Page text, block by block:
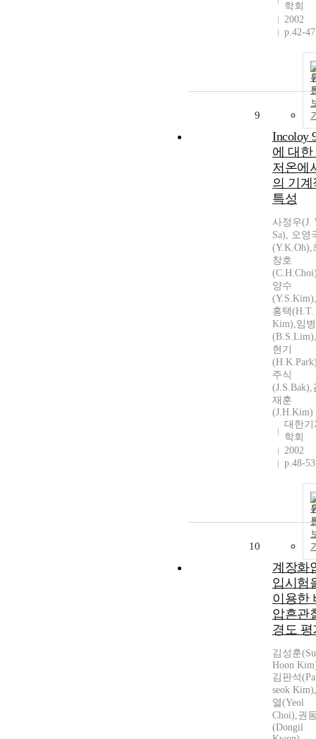
학회
2002
p.42-47
9
Incoloy
에 대한
저온에
의 기계
특성
사정우(J.
Sa), 오영
(Y.K.Oh),
창호
양수
홍택(H.T.
Kim),임
현기
주식
(J.S.Bak),
재훈
(J.H.Kim)
대한기
학회
2002
p.48-53
10
계장화
입시험
이용한
압흔관
경도 평
김성훈
Hoon
김판석
seok
열(Yeol
Choi),권
(Dongil